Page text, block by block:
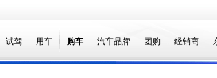
试驾 用车 购车 汽车品牌 团购 经销商